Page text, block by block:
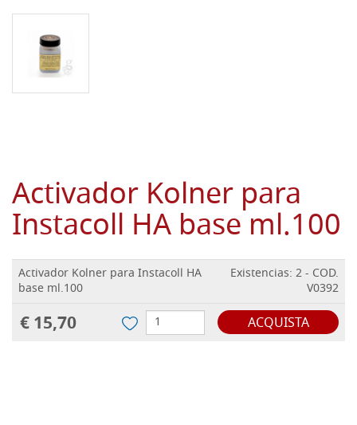
Activador Kolner para
Instacoll HA base ml.100
Activador Kolner para Instacoll HA
base ml.100
Existencias: 2 - COD.
V0392
€ 15,70 ACQUISTA